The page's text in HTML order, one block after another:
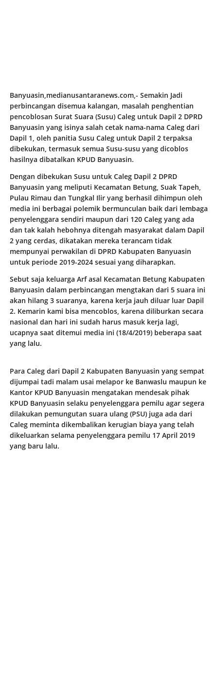
Banyuasin,medianusantaranews.com,- Semakin Jadi
perbincangan disemua kalangan, masalah penghentian
pencoblosan Surat Suara (Susu) Caleg untuk Dapil 2 DPRD
Banyuasin yang isinya salah cetak nama-nama Caleg dari
Dapil 1, oleh panitia Susu Caleg untuk Dapil 2 terpaksa
dibekukan, termasuk semua Susu-susu yang dicoblos
hasilnya dibatalkan KPUD Banyuasin.
Dengan dibekukan Susu untuk Caleg Dapil 2 DPRD
Banyuasin yang meliputi Kecamatan Betung, Suak Tapeh,
Pulau Rimau dan Tungkal Ilir yang berhasil dihimpun oleh
media ini berbagai polemik bermunculan baik dari lembaga
penyelenggara sendiri maupun dari 120 Caleg yang ada
dan tak kalah hebohnya ditengah masyarakat dalam Dapil
2 yang cerdas, dikatakan mereka terancam tidak
mempunyai perwakilan di DPRD Kabupaten Banyuasin
untuk periode 2019-2024 sesuai yang diharapkan.
Sebut saja keluarga Arf asal Kecamatan Betung Kabupaten
Banyuasin dalam perbincangan mengtakan dari 5 suara ini
akan hilang 3 suaranya, karena kerja jauh diluar luar Dapil
2. Kemarin kami bisa mencoblos, karena diliburkan secara
nasional dan hari ini sudah harus masuk kerja lagi,
ucapnya saat ditemui media ini (18/4/2019) beberapa saat
yang lalu.
Para Caleg dari Dapil 2 Kabupaten Banyuasin yang sempat
dijumpai tadi malam usai melapor ke Banwaslu maupun ke
Kantor KPUD Banyuasin mengatakan mendesak pihak
KPUD Banyuasin selaku penyelenggara pemilu agar segera
dilakukan pemungutan suara ulang (PSU) juga ada dari
Caleg meminta dikembalikan kerugian biaya yang telah
dikeluarkan selama penyelenggara pemilu 17 April 2019
yang baru lalu.